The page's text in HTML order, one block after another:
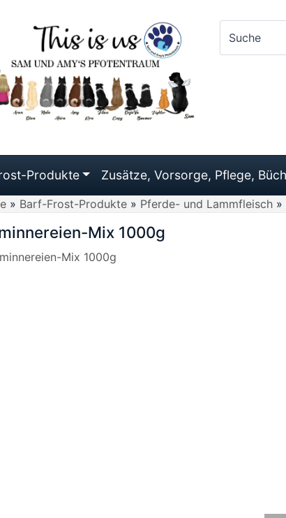
Produkte Zusätze, Vorsorge, Pflege,
» Barf-Frost-Produkte » Pferde- und Lammfleisch »
Mix 1000g